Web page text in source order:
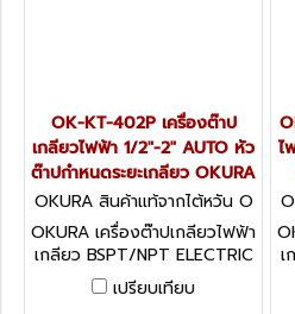
OK-KT-402P เครื่องต๊าป
เกลียวไฟฟ้า 1/2"-2" AUTO หัว
ต๊าปกำหนดระยะเกลียว OKURA
OKURA สินค้าแท้จากไต้หวัน O
K-KT-402P
OKURA เครื่องต๊าปเกลียวไฟฟ้า
เกลียว BSPT/NPT ELECTRIC
THREADING MACHINE อะไหล่
พร้อม
เปรียบเทียบ
ไ
เ